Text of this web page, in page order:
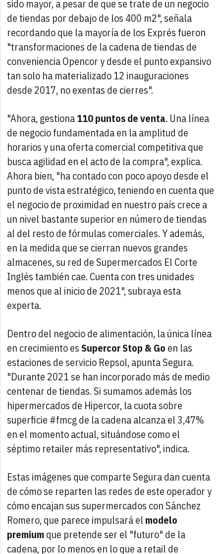
sido mayor, a pesar de que se trate de un negocio
de tiendas por debajo de los 400 m2", señala
recordando que la mayoría de los Exprés fueron
"transformaciones de la cadena de tiendas de
conveniencia Opencor y desde el punto expansivo
tan solo ha materializado 12 inauguraciones
desde 2017, no exentas de cierres".
"Ahora, gestiona110 puntos de venta. Una línea
de negocio fundamentada en la amplitud de
horarios y una oferta comercial competitiva que
busca agilidad en el acto de la compra", explica.
Ahora bien, "ha contado con poco apoyo desde el
punto de vista estratégico, teniendo en cuenta que
el negocio de proximidad en nuestro país crece a
un nivel bastante superior en número de tiendas
al del resto de fórmulas comerciales. Y además,
en la medida que se cierran nuevos grandes
almacenes, su red de Supermercados El Corte
Inglés también cae. Cuenta con tres unidades
menos que al inicio de 2021", subraya esta
experta.
Dentro del negocio de alimentación, la única línea
en crecimiento esSupercor Stop & Go en las
estaciones de servicio Repsol, apunta Segura.
"Durante 2021 se han incorporado más de medio
centenar de tiendas. Si sumamos además los
hipermercados de Hipercor, la cuota sobre
superficie #fmcg de la cadena alcanza el 3,47%
en el momento actual, situándose como el
séptimo retailer más representativo", indica.
Estas imágenes que comparte Segura dan cuenta
de cómo se reparten las redes de este operador y
cómo encajan sus supermercados con Sánchez
Romero, que parece impulsará el modelo
premium que pretende ser el "futuro" de la
cadena, por lo menos en lo que a retail de